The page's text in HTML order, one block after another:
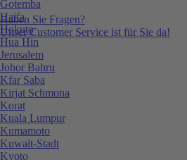
Haben Sie Fragen?
Unser Customer Service ist für Sie da!
Gotemba
Haifa
Hokuto
Hua Hin
Jerusalem
Johor Bahru
Kfar Saba
Kirjat Schmona
Korat
Kuala Lumpur
Kumamoto
Kuwait-Stadt
Kyoto